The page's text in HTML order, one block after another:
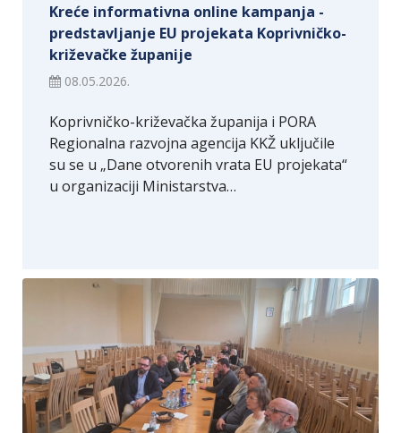
Kreće informativna online kampanja -
predstavljanje EU projekata Koprivničko-
križevačke županije
08.05.2026.
Koprivničko-križevačka županija i PORA
Regionalna razvojna agencija KKŽ uključile
su se u „Dane otvorenih vrata EU projekata“
u organizaciji Ministarstva…